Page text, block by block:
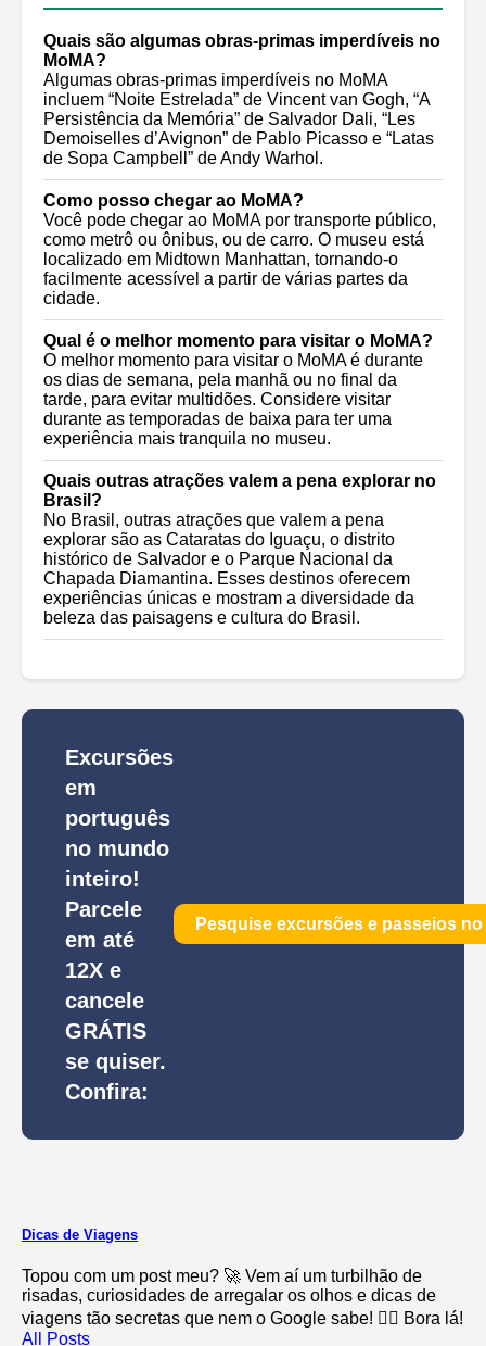
Quais são algumas obras-primas imperdíveis no
MoMA?
Algumas obras-primas imperdíveis no MoMA
incluem “Noite Estrelada” de Vincent van Gogh, “A
Persistência da Memória” de Salvador Dali, “Les
Demoiselles d’Avignon” de Pablo Picasso e “Latas
de Sopa Campbell” de Andy Warhol.
Como posso chegar ao MoMA?
Você pode chegar ao MoMA por transporte público,
como metrô ou ônibus, ou de carro. O museu está
localizado em Midtown Manhattan, tornando-o
facilmente acessível a partir de várias partes da
cidade.
Qual é o melhor momento para visitar o MoMA?
O melhor momento para visitar o MoMA é durante
os dias de semana, pela manhã ou no final da
tarde, para evitar multidões. Considere visitar
durante as temporadas de baixa para ter uma
experiência mais tranquila no museu.
Quais outras atrações valem a pena explorar no
Brasil?
No Brasil, outras atrações que valem a pena
explorar são as Cataratas do Iguaçu, o distrito
histórico de Salvador e o Parque Nacional da
Chapada Diamantina. Esses destinos oferecem
experiências únicas e mostram a diversidade da
beleza das paisagens e cultura do Brasil.
Excursões
em
português
no mundo
inteiro!
Parcele
em até
12X e
cancele
GRÁTIS
se quiser.
Confira:
Pesquise excursões e passeios
Dicas de Viagens
Topou com um post meu? 🚀 Vem aí um turbilhão de
risadas, curiosidades de arregalar os olhos e dicas de
viagens tão secretas que nem o Google sabe! 🕵️‍♂️ Bora lá!
All Posts